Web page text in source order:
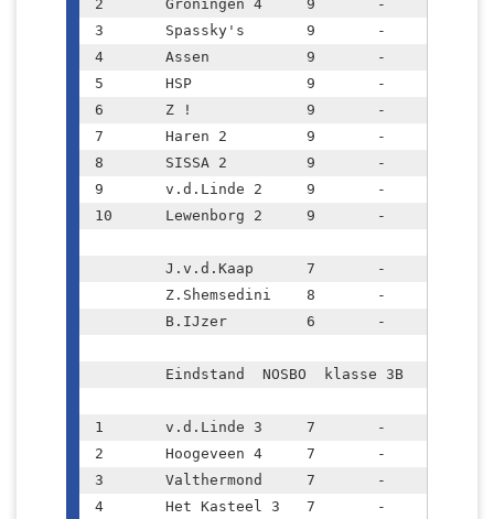
2	Groningen 4	9	-	12		44.0
3	Spassky's	9	-	12		40.0
4	Assen		9	-	12		38.5
5	HSP		9	-	11		37.0
6	Z !		9	-	10		36.0
7	Haren 2		9	-	7		33.0
8	SISSA 2		9	-	5		30.5
9	v.d.Linde 2	9	-	3		26.0
10	Lewenborg 2	9	-	2		28.5
1	v.d.Linde 3	7	-	12		29.5
2	Hoogeveen 4	7	-	9		24.5
3	Valthermond	7	-	8		22.0
4	Het Kasteel 3	7	-	8		21.5